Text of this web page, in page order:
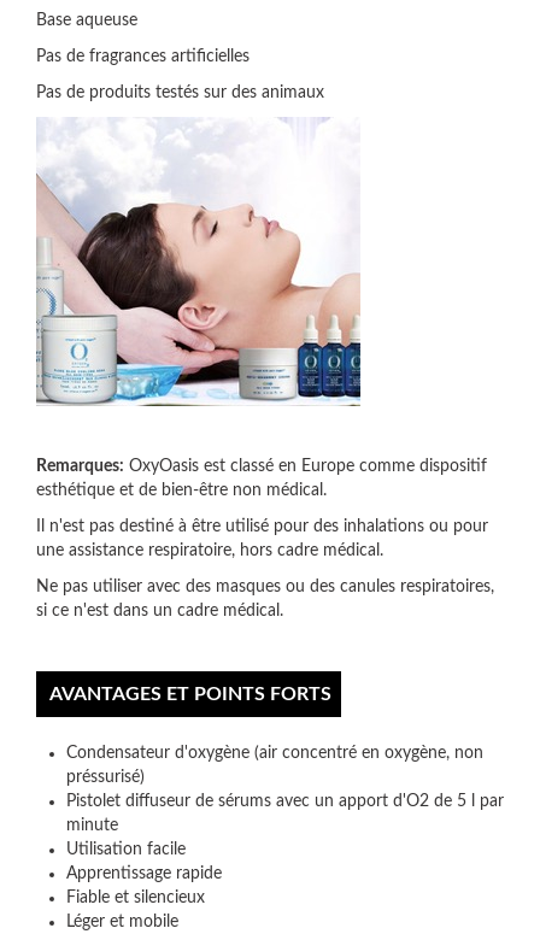
Base aqueuse
Pas de fragrances artificielles
Pas de produits testés sur des animaux
Remarques: OxyOasis est classé en Europe comme dispositif
esthétique et de bien-être non médical.
Il n'est pas destiné à être utilisé pour des inhalations ou pour
une assistance respiratoire, hors cadre médical.
Ne pas utiliser avec des masques ou des canules respiratoires,
si ce n'est dans un cadre médical.
AVANTAGES ET POINTS FORTS
Condensateur d'oxygène (air concentré en oxygène, non
préssurisé)
Pistolet diffuseur de sérums avec un apport d'O2 de 5 l par
minute
Utilisation facile
Apprentissage rapide
Fiable et silencieux
Léger et mobile